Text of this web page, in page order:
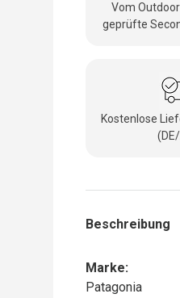
Vom
geprüfte
Kostenlose
Beschreibung
Marke:
Patagonia